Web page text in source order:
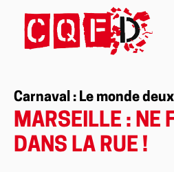
Carnaval : Le monde
MARSEILLE : NE
DANS LA RUE !